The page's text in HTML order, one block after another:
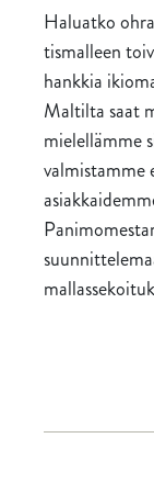
Haluatko
tismalleen
hankkia
Maltilta saat
mielellämme
valmistamme